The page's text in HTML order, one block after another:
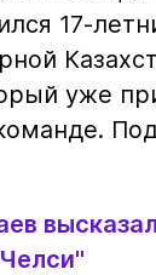
17-
уже